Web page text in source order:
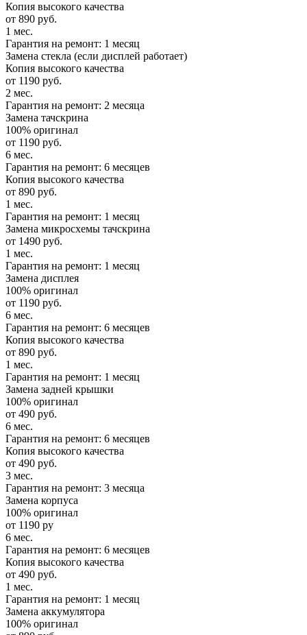
Копия высокого качества
от 890 руб.
1 мес.
Гарантия на ремонт: 1 месяц
Замена стекла (если дисплей работает)
Копия высокого качества
от 1190 руб.
2 мес.
Гарантия на ремонт: 2 месяца
Замена тачскрина
100% оригинал
от 1190 руб.
6 мес.
Гарантия на ремонт: 6 месяцев
Копия высокого качества
от 890 руб.
1 мес.
Гарантия на ремонт: 1 месяц
Замена микросхемы тачскрина
от 1490 руб.
1 мес.
Гарантия на ремонт: 1 месяц
Замена дисплея
100% оригинал
от 1190 руб.
6 мес.
Гарантия на ремонт: 6 месяцев
Копия высокого качества
от 890 руб.
1 мес.
Гарантия на ремонт: 1 месяц
Замена задней крышки
100% оригинал
от 490 руб.
6 мес.
Гарантия на ремонт: 6 месяцев
Копия высокого качества
от 490 руб.
3 мес.
Гарантия на ремонт: 3 месяца
Замена корпуса
100% оригинал
от 1190 ру
6 мес.
Гарантия на ремонт: 6 месяцев
Копия высокого качества
от 490 руб.
1 мес.
Гарантия на ремонт: 1 месяц
Замена аккумулятора
100% оригинал